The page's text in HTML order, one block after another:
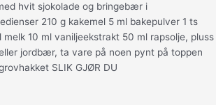
hvit sjokolade og bringebær i
210 g kakemel 5 ml bakepulver 1 ts
melk 10 ml vaniljeekstrakt 50 ml rapsolje, pluss
jordbær, ta vare på noen pynt på toppen
SLIK GJØR DU